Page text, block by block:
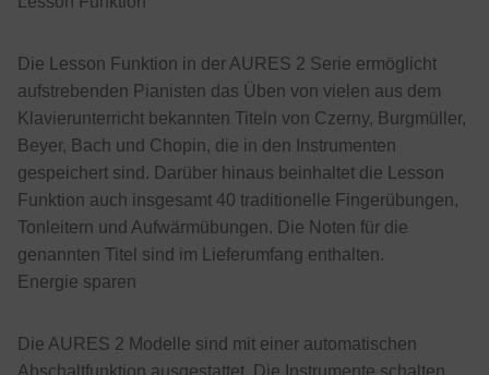
Die Lesson Funktion in der AURES 2 Serie ermöglicht
aufstrebenden Pianisten das Üben von vielen aus dem
Klavierunterricht bekannten Titeln von Czerny, Burgmüller,
Beyer, Bach und Chopin, die in den Instrumenten
gespeichert sind. Darüber hinaus beinhaltet die Lesson
Funktion auch insgesamt 40 traditionelle Fingerübungen,
Tonleitern und Aufwärmübungen. Die Noten für die
genannten Titel sind im Lieferumfang enthalten.
Energie sparen
Die AURES 2 Modelle sind mit einer automatischen
Abschaltfunktion ausgestattet. Die Instrumente schalten